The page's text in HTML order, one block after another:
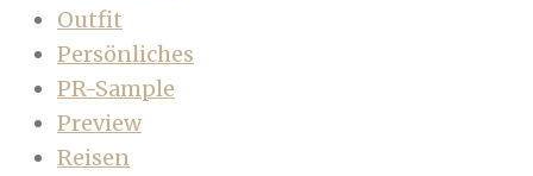
Outfit
Persönliches
PR-Sample
Preview
Reisen